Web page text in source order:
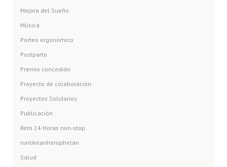
Mejora del Sueño
Música
Porteo ergonómico
Postparto
Premio concedido
Proyecto de colaboración
Proyectos Solidarios
Publicación
Reto 24 Horas non-stop
runlikeanherophelan
Salud